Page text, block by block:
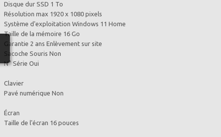
Disque dur SSD 1 To
Résolution max 1920 x 1080 pixels
Système d'exploitation Windows 11 Home
Taille de la mémoire 16 Go
Garantie 2 ans Enlèvement sur site
Sacoche Souris Non
N° Série Oui
Clavier
Pavé numérique Non
Écran
Taille de l'écran 16 pouces